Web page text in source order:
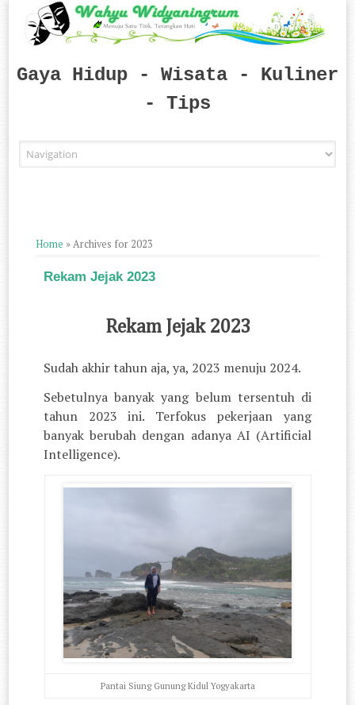
Gaya Hidup - Wisata - Kuliner
- Tips
Home »Archives for 2023
Rekam Jejak 2023
Rekam Jejak 2023
Sudah akhir tahun aja, ya, 2023 menuju 2024.
Sebetulnya banyak yang belum tersentuh di
tahun 2023 ini. Terfokus pekerjaan yang
banyak berubah dengan adanya AI (Artificial
Intelligence).
Pantai Siung Gunung Kidul Yogyakarta